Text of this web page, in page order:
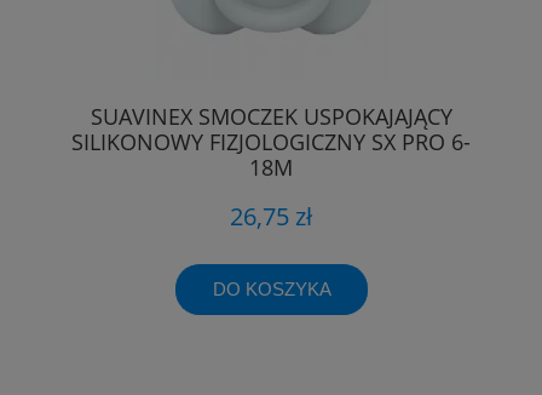
SUAVINEX SMOCZEK USPOKAJAJĄCY
SILIKONOWY FIZJOLOGICZNY SX PRO 6-
18M
26,75 zł
DO KOSZYKA